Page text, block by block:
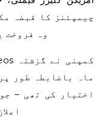
چیمپئنز کا قبضہ
وہ فروخت
ماہ باضابطہ طور
اختیار کی تھی –